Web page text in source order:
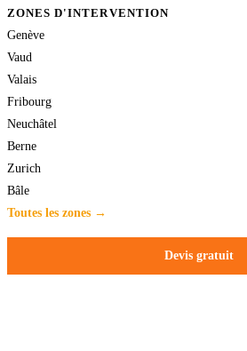
ZONES D'INTERVENTION
Genève
Vaud
Valais
Fribourg
Neuchâtel
Berne
Zurich
Bâle
Toutes les zones →
Devis gratuit